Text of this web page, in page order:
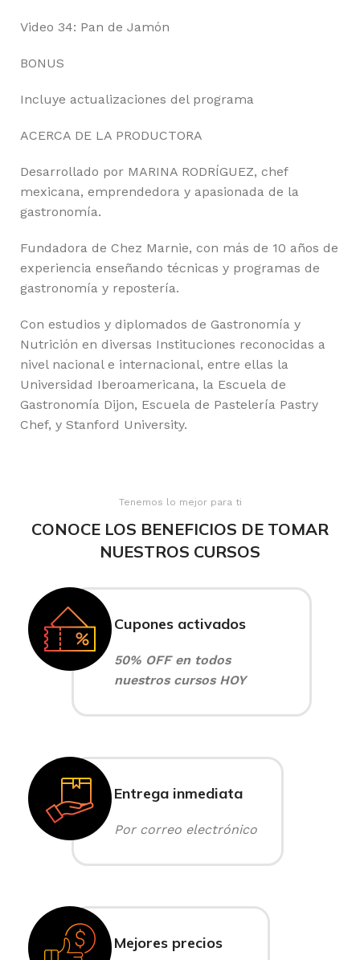
Video 34: Pan de Jamón
BONUS
Incluye actualizaciones del programa
ACERCA DE LA PRODUCTORA
Desarrollado por MARINA RODRÍGUEZ, chef
mexicana, emprendedora y apasionada de la
gastronomía.
Fundadora de Chez Marnie, con más de 10 años de
experiencia enseñando técnicas y programas de
gastronomía y repostería.
Con estudios y diplomados de Gastronomía y
Nutrición en diversas Instituciones reconocidas a
nivel nacional e internacional, entre ellas la
Universidad Iberoamericana, la Escuela de
Gastronomía Dijon, Escuela de Pastelería Pastry
Chef, y Stanford University.
Tenemos lo mejor para ti
CONOCE LOS BENEFICIOS DE TOMAR
NUESTROS CURSOS
Cupones activados
50% OFF en todos
nuestros cursos HOY
Entrega inmediata
Por correo electrónico
Mejores precios